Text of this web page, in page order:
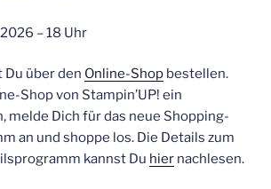
– 18 Uhr
Du über den Online-Shop bestellen.
Shop von Stampin’UP! ein
melde Dich für das neue Shopping-
an und shoppe los. Die Details zum
kannst Du hier nachlesen.